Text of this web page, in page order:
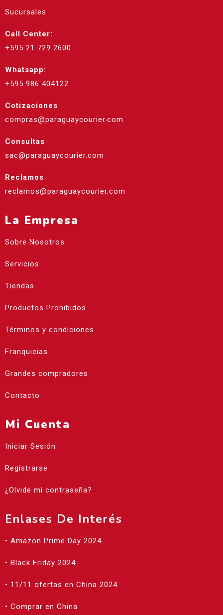
Sucursales
Call Center:
+595 21 729 2600
Whatsapp:
+595 986 404122
Cotizaciones
compras@paraguaycourier.com
Consultas
sac@paraguaycourier.com
Reclamos
reclamos@paraguaycourier.com
La Empresa
Sobre Nosotros
Servicios
Tiendas
Productos Prohibidos
Términos y condiciones
Franquicias
Grandes compradores
Contacto
Mi Cuenta
Iniciar Sesión
Registrarse
¿Olvide mi contraseña?
Enlases De Interés
• Amazon Prime Day 2024
• Black Friday 2024
• 11/11 ofertas en China 2024
• Comprar en China